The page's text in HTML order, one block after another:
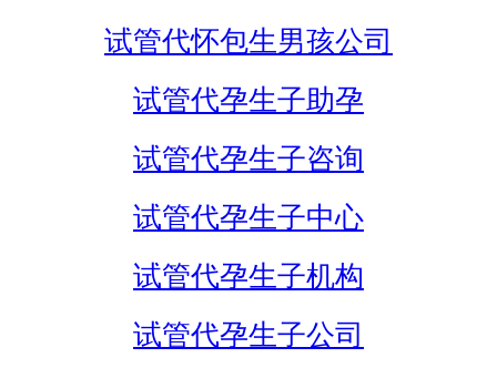
试管代怀包生男孩公司
试管代孕生子助孕
试管代孕生子咨询
试管代孕生子中心
试管代孕生子机构
试管代孕生子公司